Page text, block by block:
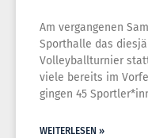
Am vergangenen
Sporthalle das
Volleyballturnier
viele bereits im
gingen 45
WEITERLESEN »